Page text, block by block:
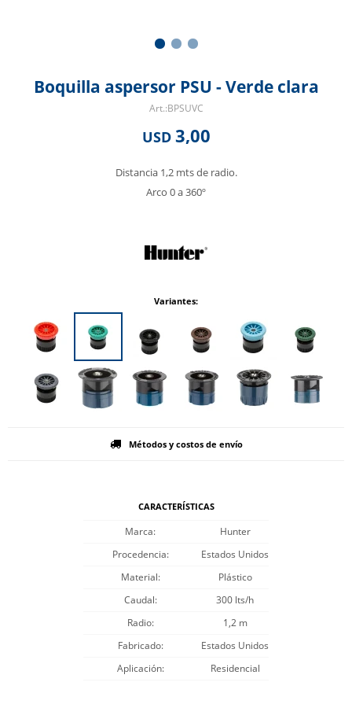
Boquilla aspersor PSU - Verde clara
BPSUVC
USD 3,00
Distancia 1,2 mts de radio.
Arco 0 a 360º
Variantes:
Métodos y costos de envío
CARACTERÍSTICAS
Marca
Hunter
Procedencia
Estados Unidos
Material
Plástico
Caudal
300 lts/h
Radio
1,2 m
Fabricado
Estados Unidos
Aplicación
Residencial